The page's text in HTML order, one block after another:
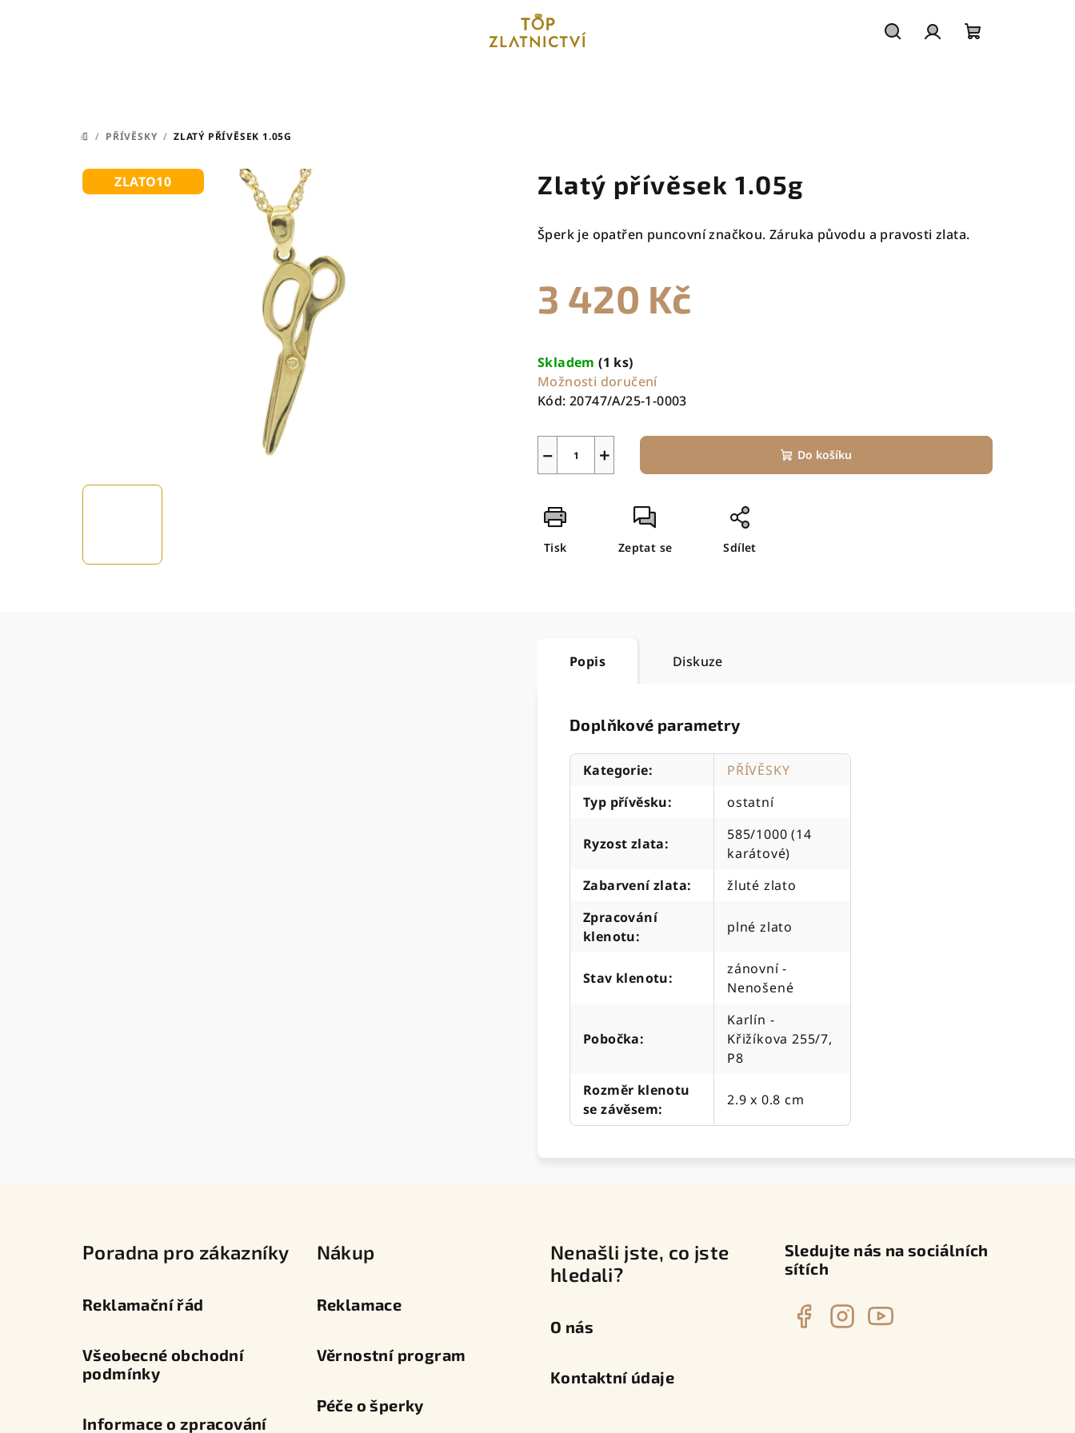
DOMŮ
/ PŘÍVĚSKY / ZLATÝ PŘÍVĚSEK 1.05G
Zlatý přívěsek 1.05g
Šperk je opatřen puncovní značkou. Záruka původu a pravosti zlata.
3 420 Kč
cena:
Skladem(1 ks)
Možnosti doručení
Kód: 20747/A/25-1-0003
+
− Do košíku
Tisk Zeptat se Sdílet
ZLATO10
Popis Diskuze
Doplňkové parametry
Kategorie:
PŘÍVĚSKY
Typ přívěsku: ostatní
Ryzost zlata:
585/1000 (14
karátové)
Zabarvení zlata:
žluté zlato
Zpracování
klenotu:
plné zlato
Stav klenotu:
zánovní -
Nenošené
Pobočka:
Karlín -
Křižíkova 255/7,
P8
Rozměr klenotu
se závěsem:
2.9 x 0.8 cm
Poradna pro zákazníky
Reklamační řád
Všeobecné obchodní
podmínky
Informace o zpracování
Nákup
Reklamace
Věrnostní program
Péče o šperky
Nenašli jste, co jste
hledali?
O nás
Kontaktní údaje
Sledujte nás na sociálních
sítích